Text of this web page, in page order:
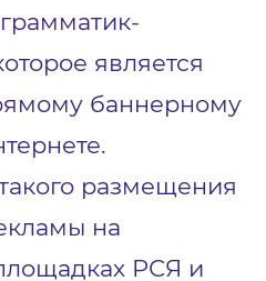
является
баннерному
размещения
на
РСЯ и